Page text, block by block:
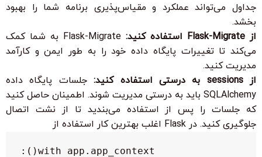
جداول می‌تواند عملکرد و مقیاس‌پذیری برنامه شما را بهبود
بخشد.
از Flask-Migrate استفاده کنید:
Flask-Migrate به شما کمک
می‌کند تا تغییرات پایگاه داده خود را به طور ایمن و کارآمد
مدیریت کنید.
از sessions به درستی استفاده کنید:
جلسات پایگاه داده
SQLAlchemy باید به درستی مدیریت شوند. اطمینان حاصل کنید
که جلسات را پس از استفاده می‌بندید تا از نشت اتصال
جلوگیری کنید. در Flask اغلب بهترین کار استفاده از
with app.app_context():